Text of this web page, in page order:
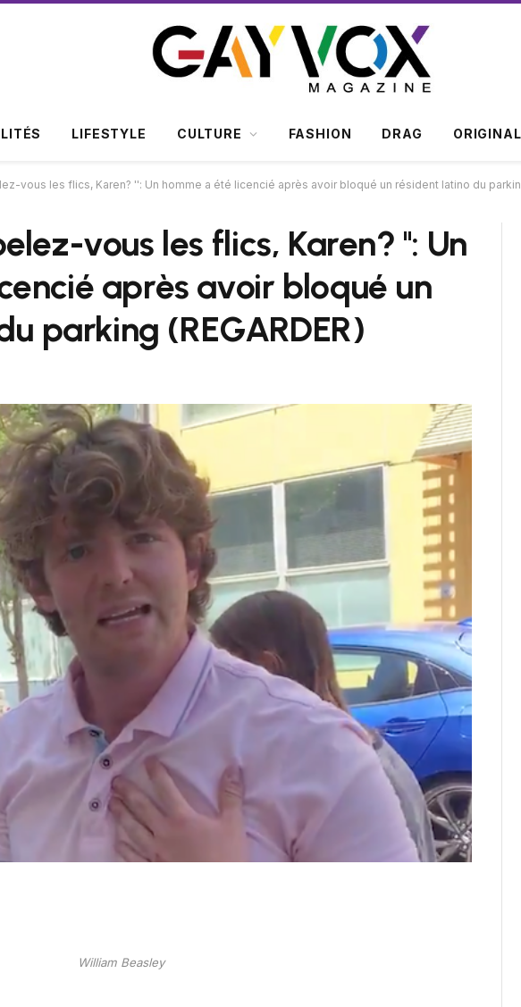
LIFESTYLE CULTURE FASHION DRAG
vous les flics, Karen? '': Un homme a été licencié après avoir bloqué un résident latino du parking
vous les flics, Karen? '': Un
après avoir bloqué un
parking (REGARDER)
William Beasley